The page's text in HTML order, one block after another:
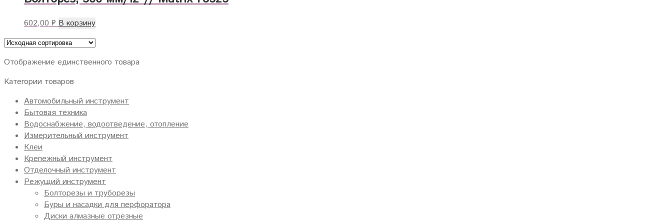
602,00₽ В корзину
Отображение единственного товара
Категории товаров
Автомобильный инструмент
Бытовая техника
Водоснабжение, водоотведение, отопление
Измерительный инструмент
Клеи
Крепежный инструмент
Отделочный инструмент
Режущий инструмент
Болторезы и труборезы
Буры и насадки для перфоратора
Диски алмазные отрезные